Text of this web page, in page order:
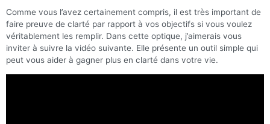
Comme vous l’avez certainement compris, il est très important de
faire preuve de clarté par rapport à vos objectifs si vous voulez
véritablement les remplir. Dans cette optique, j’aimerais vous
inviter à suivre la vidéo suivante. Elle présente un outil simple qui
peut vous aider à gagner plus en clarté dans votre vie.